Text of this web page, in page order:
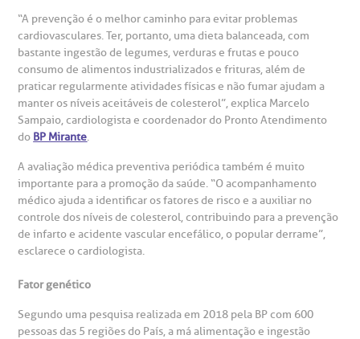
de Exames
(11)3505-1000
ouvidoria@bp.org.br
Fale Conosco
Endereço:
Rua Maestro Cardim, 769
CEP: 01323-001 | Bela Vista
São Paulo - SP
BP Mirante
social da BP
corporativa
social
Telemedicina BP
Teleinterconsulta
de Visita
socorro
de cópia de prontuário médico
de orçamento particular
de veracidade de atestado
de Excelência em Ortopedia
especialidades
“A prevenção é o melhor caminho para evitar problemas
cardiovasculares. Ter, portanto, uma dieta balanceada, com
bastante ingestão de legumes, verduras e frutas e pouco
consumo de alimentos industrializados e frituras, além de
praticar regularmente atividades físicas e não fumar ajudam a
manter os níveis aceitáveis de colesterol”, explica Marcelo
Sampaio, cardiologista e coordenador do Pronto Atendimento
do BP Mirante.
A avaliação médica preventiva periódica também é muito
importante para a promoção da saúde. “O acompanhamento
médico ajuda a identificar os fatores de risco e a auxiliar no
controle dos níveis de colesterol, contribuindo para a prevenção
de infarto e acidente vascular encefálico, o popular derrame”,
esclarece o cardiologista.
Fator genético
Segundo uma pesquisa realizada em 2018 pela BP com 600
pessoas das 5 regiões do País, a má alimentação e ingestão